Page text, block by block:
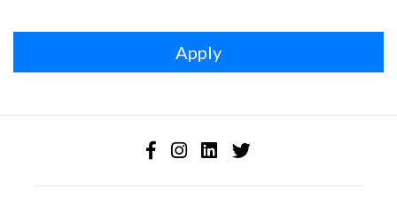
Apply